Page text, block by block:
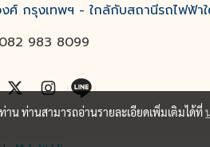
กรุงเทพฯ - ใกล้กับสถานีรถไฟฟ้า
983 8099
น ท่านสามารถอ่านรายละเอียดเพิ่มเติมได้ที่